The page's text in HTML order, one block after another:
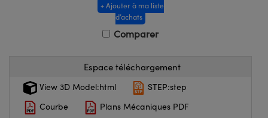
+ Ajouter à ma liste
d’achats
Comparer
Espace téléchargement
View 3D Model:html
STEP:step
Courbe
Plans Mécaniques PDF